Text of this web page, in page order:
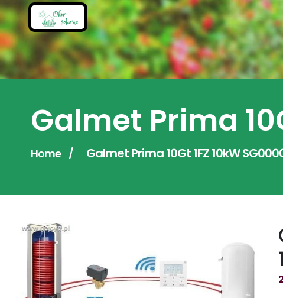
Skip
to
content
Galmet Prima
Home / Galmet Prima 10Gt 1FZ 10kW